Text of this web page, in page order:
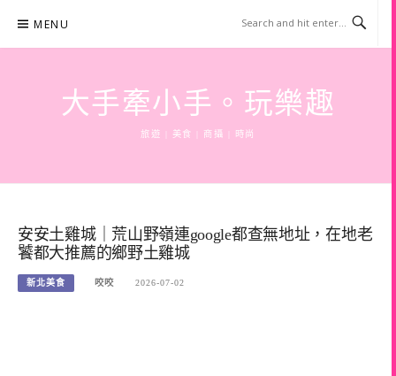
content
MENU
大手牽小手。玩樂趣
旅遊 | 美食 | 商攝 | 時尚
安安土雞城｜荒山野嶺連google都查無地址，在地老
饕都大推薦的鄉野土雞城
新北美食 咬咬 2026-07-02